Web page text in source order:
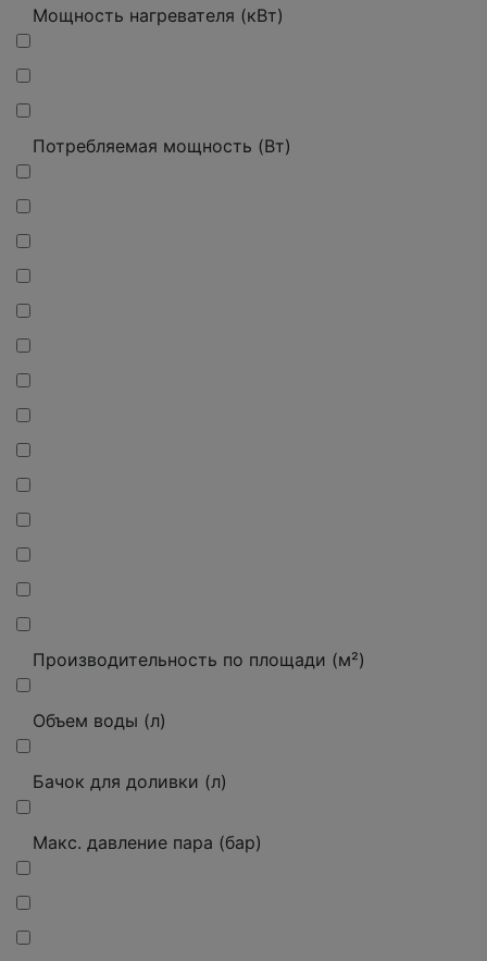
Мощность нагревателя (кВт)
Потребляемая мощность (Вт)
Производительность по площади (м²)
Объем воды (л)
Бачок для доливки (л)
Макс. давление пара (бар)